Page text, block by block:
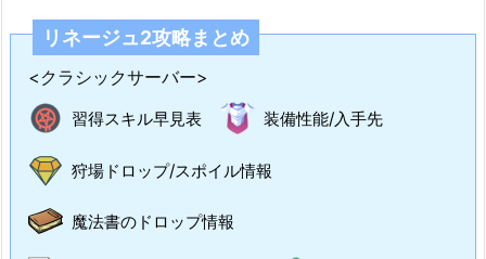
リネージュ2攻略まとめ
<クラシックサーバー>
習得スキル早見表 装備性能/入手先
狩場ドロップ/スポイル情報
魔法書のドロップ情報